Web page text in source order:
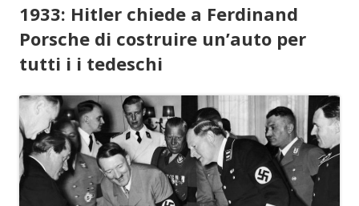
1933: Hitler chiede a Ferdinand
Porsche di costruire un’auto per
tutti i i tedeschi